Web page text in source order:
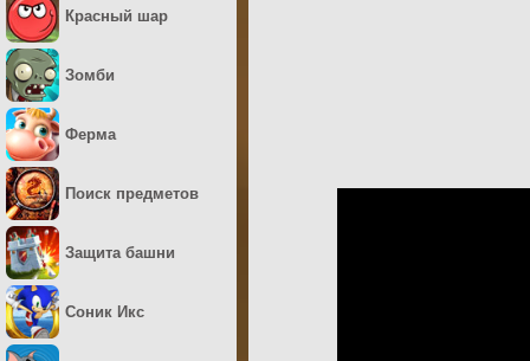
Красный шар
Зомби
Ферма
Поиск предметов
Защита башни
Соник Икс